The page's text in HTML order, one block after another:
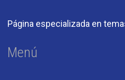
Página especializada en
Menú